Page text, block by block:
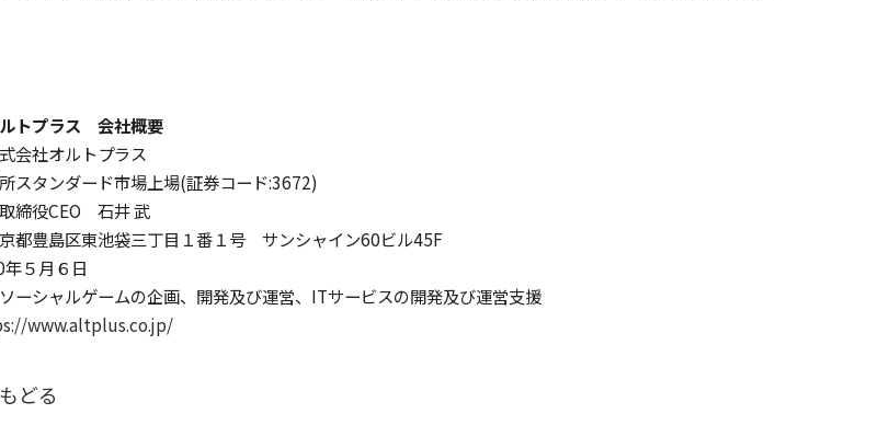
トプラス 会社概要
会社オルトプラス
スタンダード市場上場(証券コード:3672)
取締役CEO 石井 武
京都豊島区東池袋三丁目１番１号 サンシャイン60ビル45F
年５月６日
ソーシャルゲームの企画、開発及び運営、ITサービスの開発及び運営支援
www.altplus.co.jp/
どる